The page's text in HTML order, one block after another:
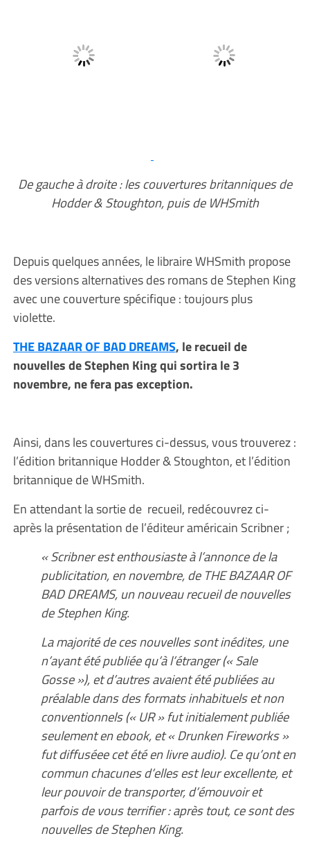
De gauche à droite : les couvertures britanniques de
Hodder & Stoughton, puis de WHSmith
Depuis quelques années, le libraire WHSmith propose
des versions alternatives des romans de Stephen King
avec une couverture spécifique : toujours plus
violette.
THE BAZAAR OF BAD DREAMS, le recueil de
nouvelles de Stephen King qui sortira le 3
novembre, ne fera pas exception.
Ainsi, dans les couvertures ci-dessus, vous trouverez :
l’édition britannique Hodder & Stoughton, et l’édition
britannique de WHSmith.
En attendant la sortie de recueil, redécouvrez ci-
après la présentation de l’éditeur américain Scribner ;
« Scribner est enthousiaste à l’annonce de la
publicitation, en novembre, de THE BAZAAR OF
BAD DREAMS, un nouveau recueil de nouvelles
de Stephen King.
La majorité de ces nouvelles sont inédites, une
n’ayant été publiée qu’à l’étranger (« Sale
Gosse »), et d’autres avaient été publiées au
préalable dans des formats inhabituels et non
conventionnels (« UR » fut initialement publiée
seulement en ebook, et « Drunken Fireworks »
fut diffuséee cet été en livre audio). Ce qu’ont en
commun chacunes d’elles est leur excellente, et
leur pouvoir de transporter, d’émouvoir et
parfois de vous terrifier : après tout, ce sont des
nouvelles de Stephen King.